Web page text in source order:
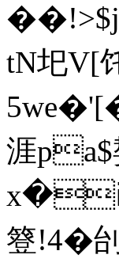
tN圯V[
涯pa$
簦!4�